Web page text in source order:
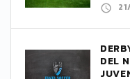
DEL